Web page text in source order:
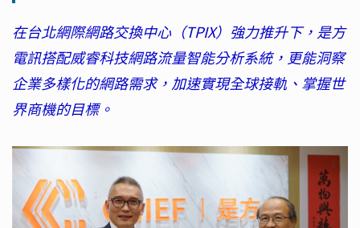
在台北網際網路交換中心（TPIX）強力推升下，是方
電訊搭配威睿科技網路流量智能分析系統，更能洞察
企業多樣化的網路需求，加速實現全球接軌、掌握世
界商機的目標。